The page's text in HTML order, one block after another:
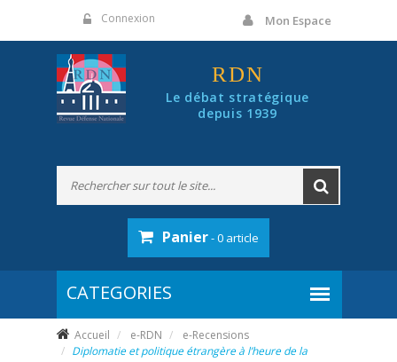
Connexion Mon Espace
RDN
Le débat stratégique
depuis 1939
Panier- 0 article
Accueil e-RDN
e-Recensions
Diplomatie et politique étrangère à l’heure de la